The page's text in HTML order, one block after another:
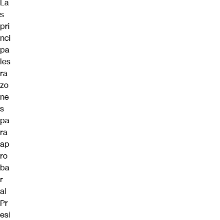
La
s
pri
nci
pa
les
ra
zo
ne
s
pa
ra
ap
ro
ba
r
al
Pr
esi